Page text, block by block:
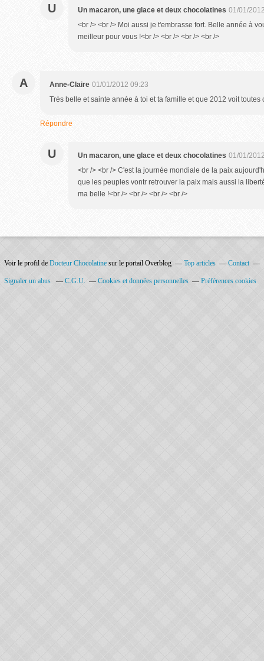
U Un macaron, une glace et deux chocolatines 01/01/
<br /> <br /> Moi aussi je t'embrasse fort. Belle année à
meilleur pour vous !<br /> <br /> <br /> <br />
A Anne-Claire 01/01/2012 09:23
Très belle et sainte année à toi et ta famille et que 2012 voit toutes
Répondre
U Un macaron, une glace et deux chocolatines 01/01/
<br /> <br /> C'est la journée mondiale de la paix
que les peuples vontr retrouver la paix mais aussi la
ma belle !<br /> <br /> <br /> <br />
Voir le profil de Docteur Chocolatine sur le portail Overblog Top articles Contact
Signaler un abus C.G.U. Cookies et données personnelles Préférences cookies